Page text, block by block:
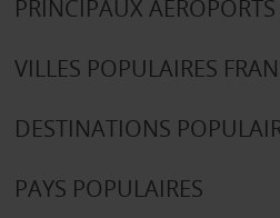
PRINCIPAUX
VILLES POPULAIRES
DESTINATIONS
PAYS POPULAIRES